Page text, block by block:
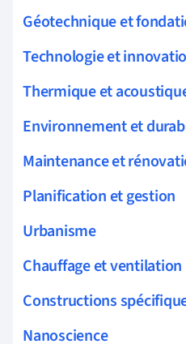
Géotechnique et
Technologie et
Thermique et
Environnement et
Maintenance et
Planification et gestion
Urbanisme
Chauffage et ventilation
Constructions
Nanoscience